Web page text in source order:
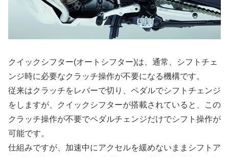
クイックシフター(オートシフター)は、通常、シフトチェ
ンジ時に必要なクラッチ操作が不要になる機構です。
従来はクラッチをレバーで切り、ペダルでシフトチェンジ
をしますが、クイックシフターが搭載されていると、この
クラッチ操作が不要でペダルチェンジだけでシフト操作が
可能です。
仕組みですが、加速中にアクセルを緩めないままシフトア